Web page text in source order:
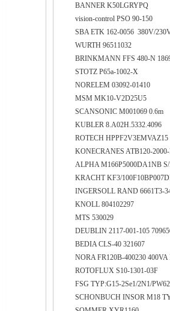
BANNER K50LGRYPQ
vision-control PSO 90-150
SBA ETK 162-0056 380V/
WURTH 96511032
BRINKMANN FFS 480-N
STOTZ P65a-1002-X
NORELEM 03092-01410
MSM MK10-V2D25U5
SCANSONIC M001069 0.6m
KUBLER 8.A02H.5332.4096
ROTECH HPPF2V3EMVAZ15
KONECRANES ATB120-
ALPHA M166P5000DA1NB
KRACHT KF3/
INGERSOLL RAND 6661T3-
KNOLL 804102297
MTS 530029
DEUBLIN 2117-001-105
BEDIA CLS-40 321607
NORA FR120B-400230
ROTOFLUX S10-1301-03F
FSG TYP:G15-2Se1/2N1/
SCHONBUCH INSOR M18